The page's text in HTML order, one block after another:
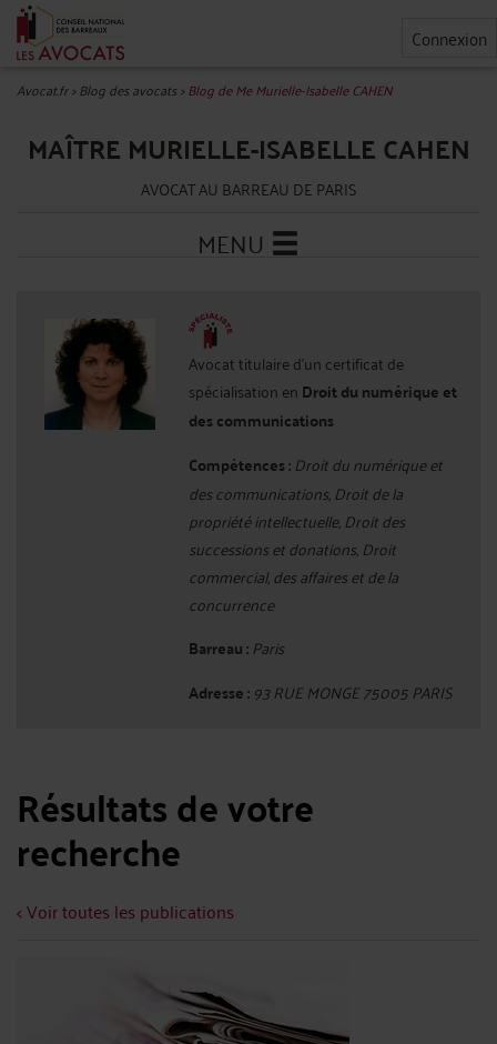
Connexion
Avocat.fr>Blog des avocats>Blog de Me Murielle-Isabelle CAHEN
MAÎTRE MURIELLE-ISABELLE CAHEN
AVOCAT AU BARREAU DE PARIS
MENU
Avocat titulaire d'un certificat de
spécialisation en Droit du numérique et
des communications
Compétences : Droit du numérique et
des communications, Droit de la
propriété intellectuelle, Droit des
successions et donations, Droit
commercial, des affaires et de la
concurrence
Barreau : Paris
Adresse : 93 RUE MONGE 75005 PARIS
Résultats de votre
recherche
< Voir toutes les publications